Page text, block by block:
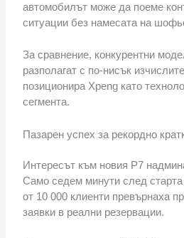
автомобилът може да поеме
ситуации без намесата на
За сравнение, конкурентни
разполагат с по-нисък
позиционира Xpeng като
сегмента.
Пазарен успех за рекордно
Интересът към новия P7
Само седем минути след
от 10 000 клиенти превърнаха
заявки в реални резервации.